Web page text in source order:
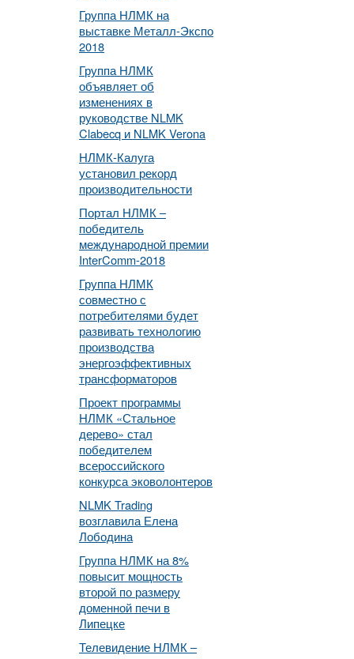
Группа НЛМК на
выставке Металл-Экспо
2018
Группа НЛМК
объявляет об
изменениях в
руководстве NLMK
Clabecq и NLMK Verona
НЛМК-Калуга
установил рекорд
производительности
Портал НЛМК –
победитель
международной премии
InterComm-2018
Группа НЛМК
совместно с
потребителями будет
развивать технологию
производства
энергоэффективных
трансформаторов
Проект программы
НЛМК «Стальное
дерево» стал
победителем
всероссийского
конкурса эковолонтеров
NLMK Trading
возглавила Елена
Лободина
Группа НЛМК на 8%
повысит мощность
второй по размеру
доменной печи в
Липецке
Телевидение НЛМК –